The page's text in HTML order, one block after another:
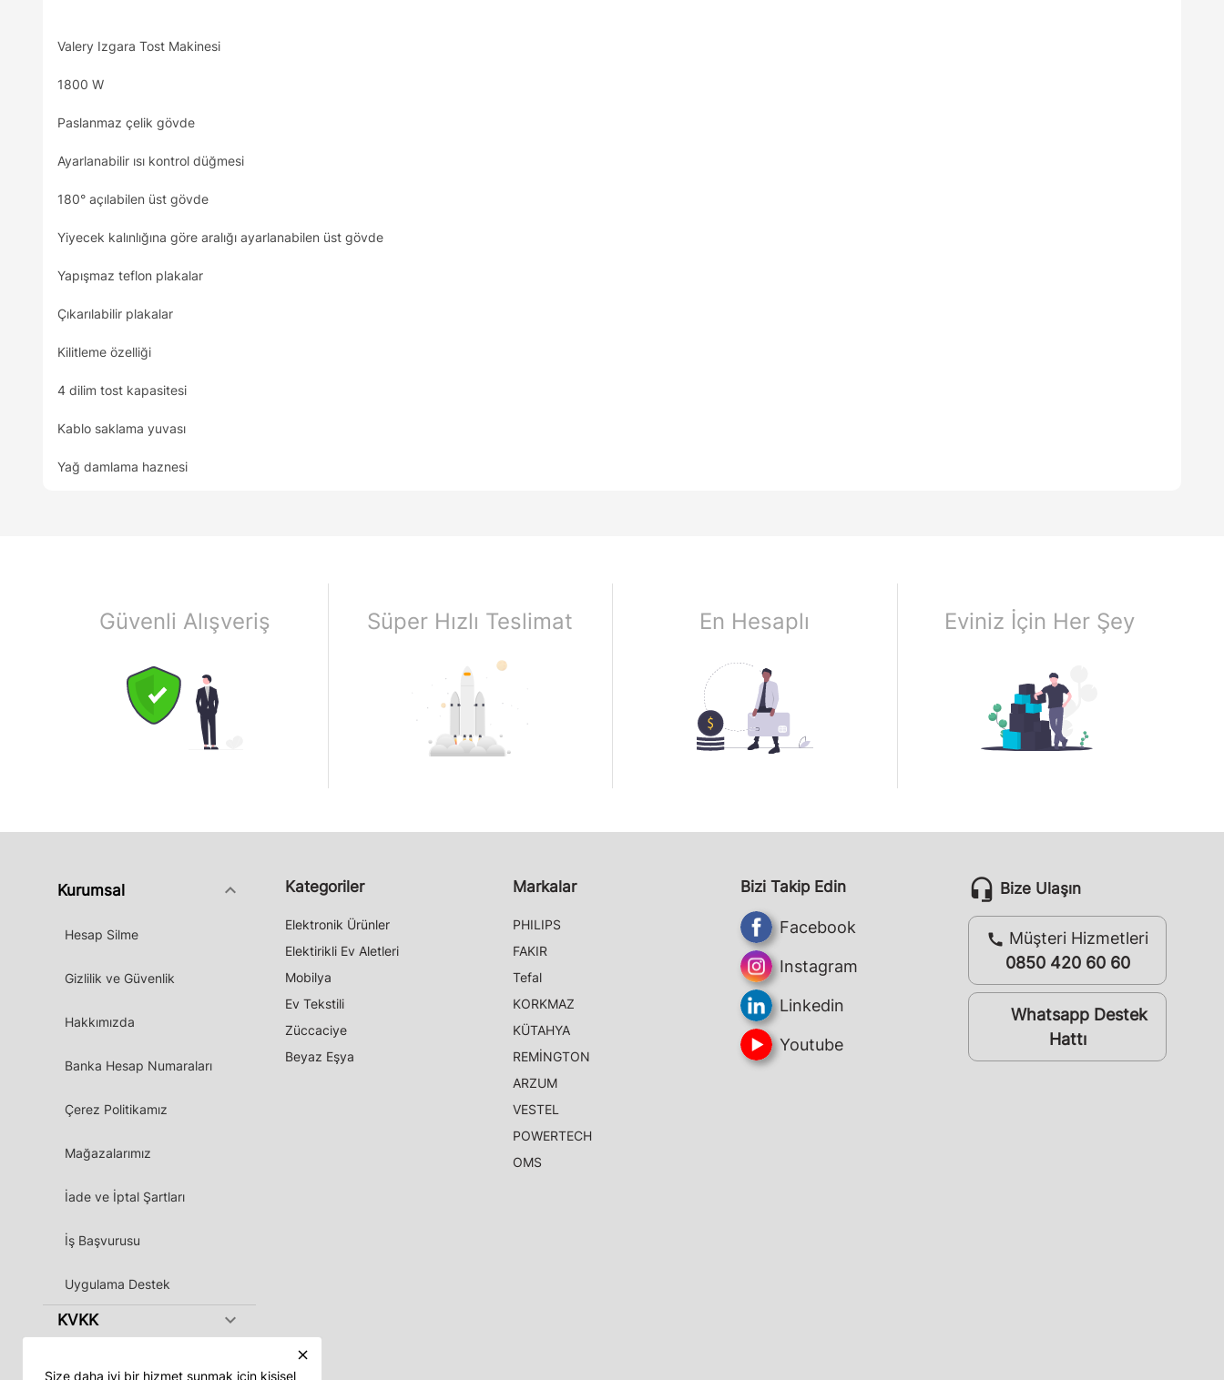
Valery Izgara Tost Makinesi
1800 W
Paslanmaz çelik gövde
Ayarlanabilir ısı kontrol düğmesi
180° açılabilen üst gövde
Yiyecek kalınlığına göre aralığı ayarlanabilen üst gövde
Yapışmaz teflon plakalar
Çıkarılabilir plakalar
Kilitleme özelliği
4 dilim tost kapasitesi
Kablo saklama yuvası
Yağ damlama haznesi
Güvenli Alışveriş Süper Hızlı Teslimat En Hesaplı Eviniz İçin Her Şey
Kurumsal keyboard_arrow_down
Hesap Silme
Gizlilik ve Güvenlik
Hakkımızda
Banka Hesap Numaraları
Çerez Politikamız
Mağazalarımız
İade ve İptal Şartları
İş Başvurusu
Uygulama Destek
KVKK keyboard_arrow_down
Kategoriler
Elektronik Ürünler
Elektirikli Ev Aletleri
Mobilya
Ev Tekstili
Züccaciye
Beyaz Eşya
Markalar
PHILIPS
FAKIR
Tefal
KORKMAZ
KÜTAHYA
REMİNGTON
ARZUM
VESTEL
POWERTECH
OMS
Bizi Takip Edin
Facebook
Instagram
Linkedin
Youtube
headset_mic Bize Ulaşın
call Müşteri Hizmetleri
0850 420 60 60
whatsappWhatsapp Destek
Hattı
close
Size daha iyi bir hizmet sunmak için kişisel